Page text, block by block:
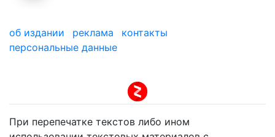
об издании реклама
контакты
персональные данные
При перепечатке текстов либо ином